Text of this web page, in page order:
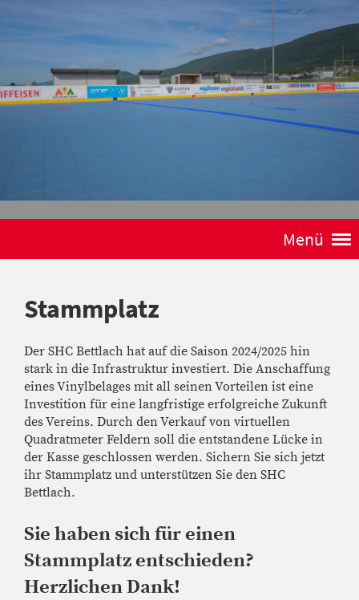
Menü
Stammplatz
Der SHC Bettlach hat auf die Saison 2024/2025 hin
stark in die Infrastruktur investiert. Die Anschaffung
eines Vinylbelages mit all seinen Vorteilen ist eine
Investition für eine langfristige erfolgreiche Zukunft
des Vereins. Durch den Verkauf von virtuellen
Quadratmeter Feldern soll die entstandene Lücke in
der Kasse geschlossen werden. Sichern Sie sich jetzt
ihr Stammplatz und unterstützen Sie den SHC
Bettlach.
Sie haben sich für einen
Stammplatz entschieden?
Herzlichen Dank!